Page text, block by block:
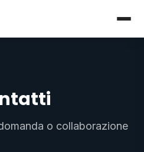
o collaborazione